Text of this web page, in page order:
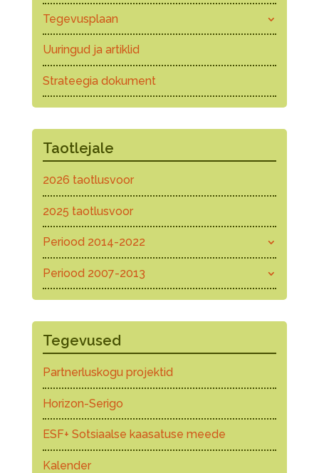
Tegevusplaan
Uuringud ja artiklid
Strateegia dokument
Taotlejale
2026 taotlusvoor
2025 taotlusvoor
Periood 2014-2022
Periood 2007-2013
Tegevused
Partnerluskogu projektid
Horizon-Serigo
ESF+ Sotsiaalse kaasatuse meede
Kalender